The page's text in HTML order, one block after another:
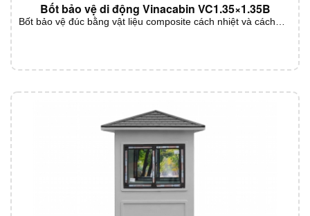
Bốt bảo vệ di động Vinacabin VC1.35×1.35B
Bốt bảo vệ đúc bằng vật liệu composite cách nhiệt và cách…